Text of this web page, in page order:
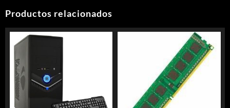
Productos relacionados